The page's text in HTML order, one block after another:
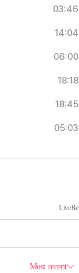
03:46
14:04
06:00
18:18
18:45
05:03